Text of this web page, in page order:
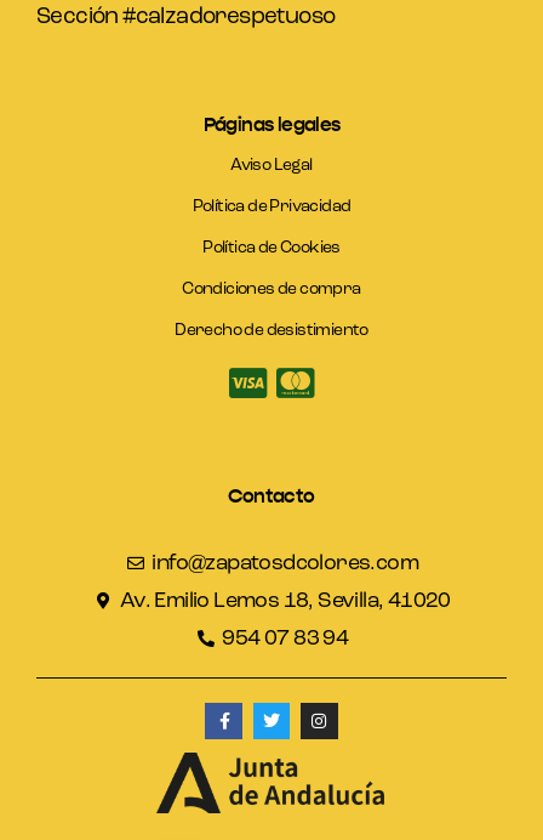
Sección #calzadorespetuoso
Páginas legales
Aviso Legal
Política de Privacidad
Política de Cookies
Condiciones de compra
Derecho de desistimiento
Contacto
info@zapatosdcolores.com
Av. Emilio Lemos 18, Sevilla, 41020
954 07 83 94